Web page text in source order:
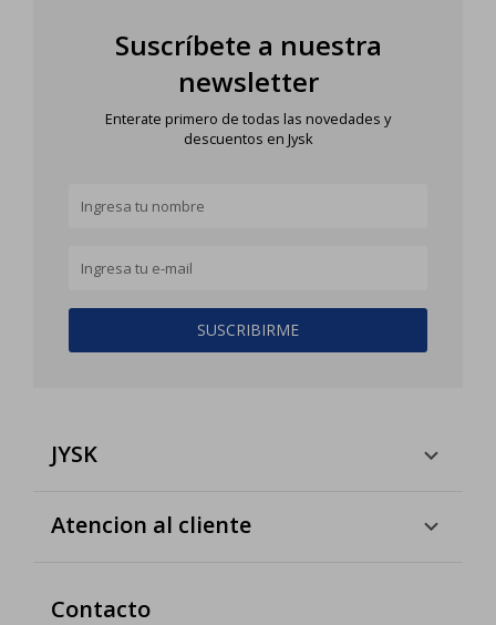
Suscríbete a nuestra
newsletter
Enterate primero de todas las novedades y
descuentos en Jysk
SUSCRIBIRME
JYSK
Atencion al cliente
Contacto